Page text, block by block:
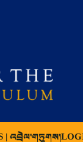
| འབྲེལ་གཏུགས།